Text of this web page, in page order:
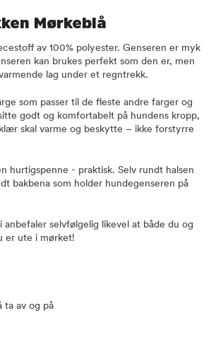
Mørkeblå
av 100% polyester. Genseren er myk
kan brukes perfekt som den er, men
lag under et regntrekk.
som passer til de fleste andre farger og
godt og komfortabelt på hundens kropp,
skal varme og beskytte – ikke forstyrre
hurtigspenne - praktisk. Selv rundt halsen
bakbena som holder hundegenseren på
selvfølgelig likevel at både du og
er ute i mørket!
ta av og på